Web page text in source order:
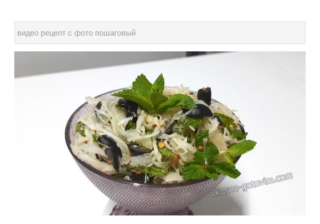
видео рецепт с фото пошаговый